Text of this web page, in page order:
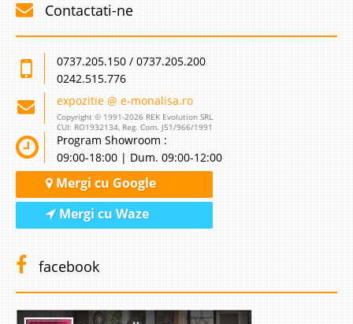
Contactati-ne
0737.205.150 / 0737.205.200
0242.515.776
expozitie @ e-monalisa.ro
Copyright © 1991-2026 REK Evolution SRL
CUI: RO1932134, Reg. Com. J51/966/1991
Program Showroom :
09:00-18:00 | Dum. 09:00-12:00
Mergi cu Google
Mergi cu Waze
facebook